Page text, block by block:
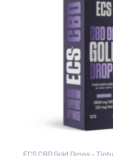
ECS CBD Gold Drops -